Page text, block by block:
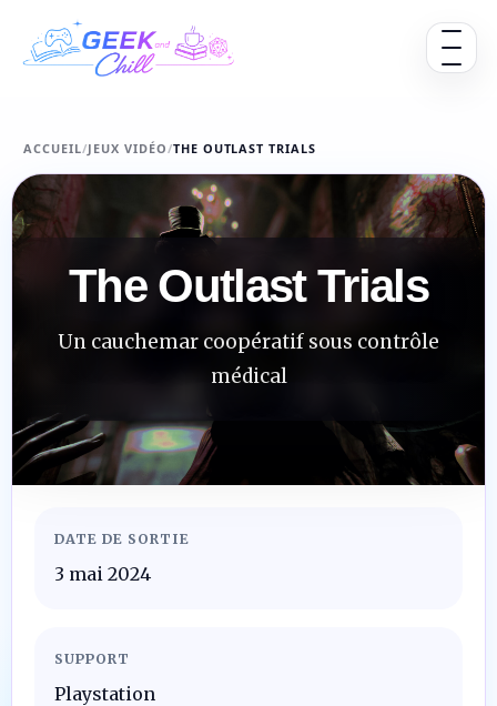
Ouvrir
ACCUEIL/JEUX VIDÉO/THE OUTLAST TRIALS
The Outlast Trials
Un cauchemar coopératif sous contrôle
médical
DATE DE SORTIE
3 mai 2024
SUPPORT
Playstation